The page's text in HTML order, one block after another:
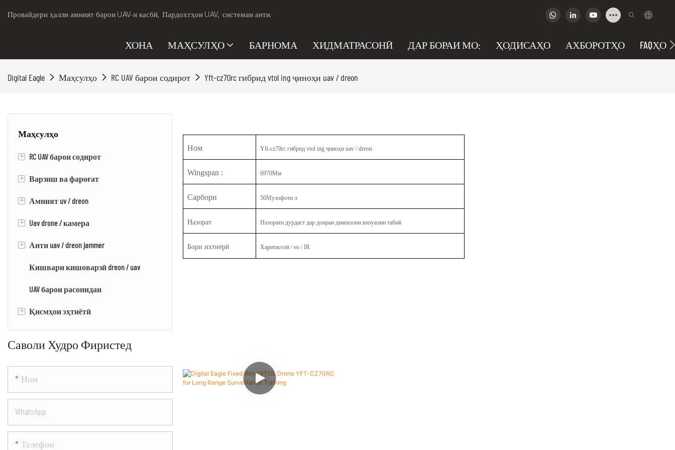
Провайдери ҳалли амният барои UAV-и касбӣ, Пардохтҳои UAV, системаи анти.
ХОНА МАҲСУЛҲО БАРНОМА ХИДМАТРАСОНӢ ДАР БОРАИ МО: ҲОДИСАҲО АХБОРОТҲО FAQҲО
Digital Eagle Маҳсулҳо RC UAV барои содирот Yft-cz70rc гибрид vtol ing ҷиноҳи uav / dreon
Маҳсулҳо
+ RC UAV барои содирот
Rc vtol ing uv uav / dreon
+ Варзиш ва фароғат
Скейтборди барқӣ
Эвтол
+ Амният uv / dreon
Vtol ing uv / dreon
Multi-rotor uav / dreon
+ Uav drone / камера
Eo / IR камера
EO / AR / LRF
Камера PTZ
Камераи харитасозӣ
+ Анти uav / dreon jammer
Drone Jamer
Додани DENONION & Системаи Ҷаммер
Кишвари кишоварзӣ dreon / uav
UAV барои расонидан
+ Қисмҳои эҳтиётӣ
Муҳаррик
Саволи Худро Фиристед
Ном
WhatsApp
Телефон
Ном Yft-cz70rc гибрид vtol ing ҷиноҳи uav / dreon
Wingspan : 6970Мм
Сарбори 50Музофоти л
Назорат Назорати дурдаст дар доираи диапазони визуалии табиӣ
Бори ихтиёрӣ Харитасозӣ / eo / IR